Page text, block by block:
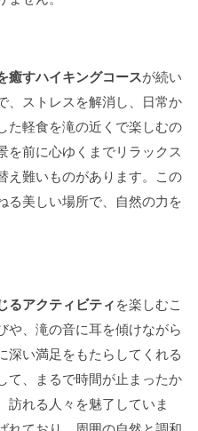
癒すハイキングコースが続い
、ストレスを解消し、日常か
た軽食を滝の近くで楽しむの
を前に心ゆくまでリラックス
え難いものがあります。この
る美しい場所で、自然の力を
るアクティビティを楽しむこ
や、滝の音に耳を傾けながら
深い満足をもたらしてくれる
て、まるで時間が止まったか
訪れる人々を魅了していま